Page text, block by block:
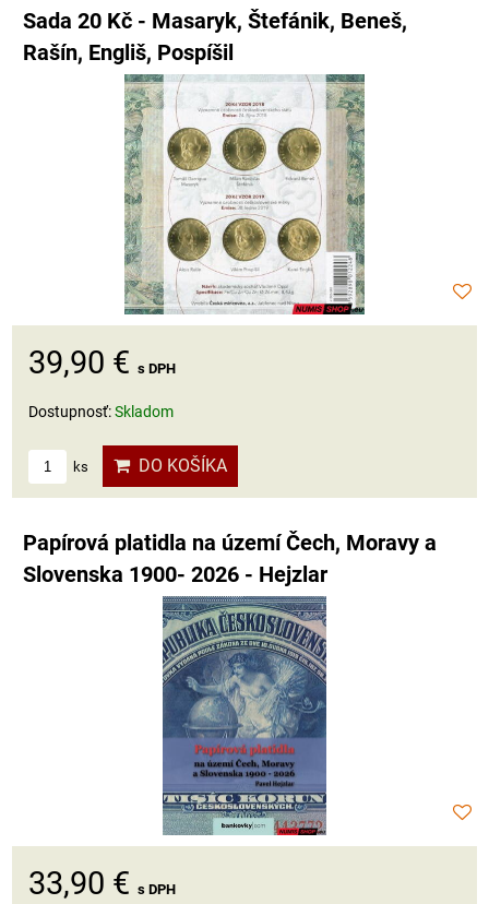
Sada 20 Kč - Masaryk, Štefánik, Beneš,
Rašín, Engliš, Pospíšil
39,90 € s DPH
Dostupnosť:Skladom
ks DO KOŠÍKA
Papírová platidla na území Čech, Moravy a
Slovenska 1900- 2026 - Hejzlar
33,90 € s DPH